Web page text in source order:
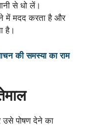
से धो लें।
में मदद करता है और
है।
की समस्या का राम
उसे पोषण देने का